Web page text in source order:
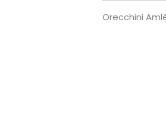
Orecchini